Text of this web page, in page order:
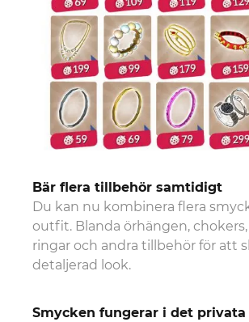
Bär flera tillbehör samtidigt
Du kan nu kombinera flera
outfit. Blanda örhängen,
ringar och andra tillbehör för att
detaljerad look.
Smycken fungerar i det